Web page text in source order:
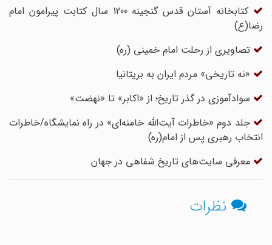
کتابخانه آستان قدس گنجینه 1200 سال کتابت پیرامون امام
رضا(ع)
تصاویری از رحلت امام خمینی (ره)
«نه تاریخی» مردم ایران به بریتانیا
سوادآموزی در گذر تاریخ؛ از «اکابر» تا «نهضت‌»
جلد دوم «خاطرات آیت‌الله خامنه‌ای» در راه نمایشگاه/خاطرات
انتخاب رهبری پس از امام(ره)
معرفی سایت‌های تاریخ شفاهی در جهان
نظرات